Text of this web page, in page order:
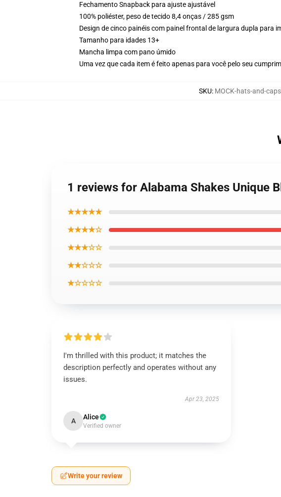
Fechamento Snapback para ajuste ajustável
100% poliéster, peso de tecido 8,4 onças / 285 gsm
Design de cinco painéis com painel frontal de largura dupla para
Tamanho para idades 13+
Mancha limpa com pano úmido
Uma vez que cada item é feito apenas para você pelo seu
SKU: MOCK-hats-and-
1 reviews for Alabama Shakes Unique
★★★★★
★★★★☆
★★★☆☆
★★☆☆☆
★☆☆☆☆
I'm thrilled with this product; it matches the
description perfectly and operates without any
issues.
Apr 23, 2025
A Alice
Verified owner
Write your review